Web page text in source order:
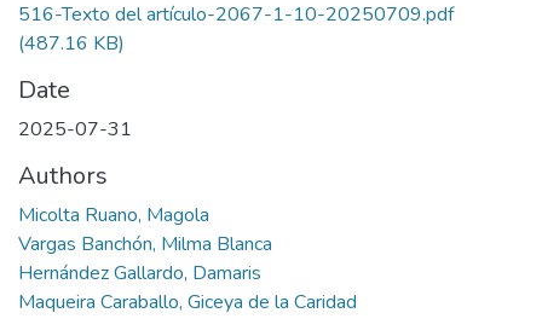
516-Texto del artículo-2067-1-10-20250709.pdf
(487.16 KB)
Date
2025-07-31
Authors
Micolta Ruano, Magola
Vargas Banchón, Milma Blanca
Hernández Gallardo, Damaris
Maqueira Caraballo, Giceya de la Caridad